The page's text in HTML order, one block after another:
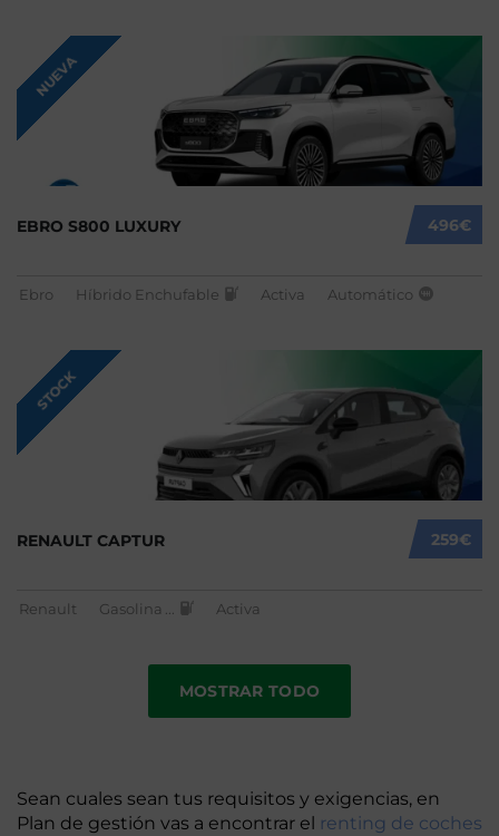
NUEVA
496€
EBRO S800 LUXURY
Ebro Híbrido Enchufable Activa Automático
STOCK
259€
RENAULT CAPTUR
Renault Gasolina ... Activa
MOSTRAR TODO
Sean cuales sean tus requisitos y exigencias, en
Plan de gestión vas a encontrar el renting de coches